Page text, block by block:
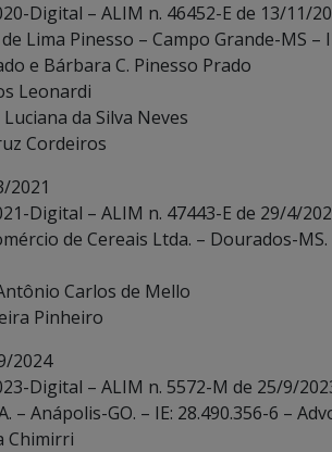
Digital – ALIM n. 46452-E de 13/11/
Lima Pinesso – Campo Grande-MS –
e Bárbara C. Pinesso Prado
Leonardi
da Silva Neves
Cordeiros
2021
Digital – ALIM n. 47443-E de 29/4/
de Cereais Ltda. – Dourados-MS.
Carlos de Mello
Pinheiro
2024
Digital – ALIM n. 5572-M de 25/9/
– Anápolis-GO. – IE: 28.490.356-6 –
Chimirri